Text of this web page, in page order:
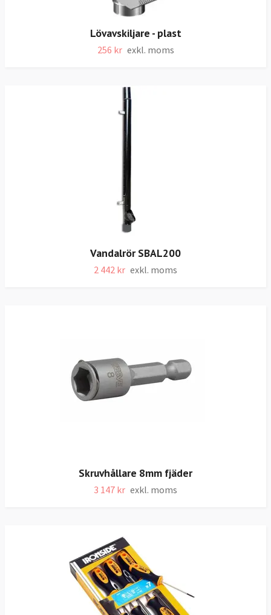
Lövavskiljare - plast
256 kr exkl. moms
Vandalrör SBAL200
2 442 kr exkl. moms
Skruvhållare 8mm fjäder
3 147 kr exkl. moms